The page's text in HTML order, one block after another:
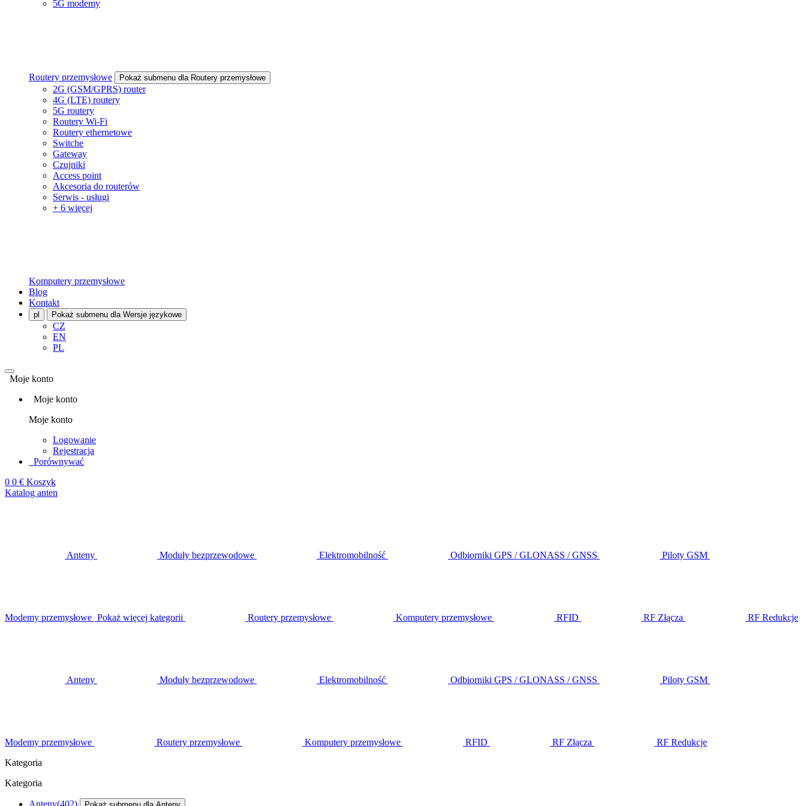
5G modemy
Routery przemysłowe Pokaż submenu dla Routery przemysłowe
2G (GSM/GPRS) router
4G (LTE) routery
5G routery
Routery Wi-Fi
Routery ethernetowe
Switche
Gateway
Czujniki
Access point
Akcesoria do routerów
Serwis - usługi
+ 6 więcej
Komputery przemysłowe
Blog
Kontakt
pl Pokaż submenu dla Wersje językowe
CZ
EN
PL
Moje konto
Moje konto
Moje konto
Logowanie
Rejestracja
Porównywać
0 0 € Koszyk
Katalog anten
Anteny Moduły bezprzewodowe Elektromobilność Odbiorniki GPS / GLONASS / GNSS Piloty GSM
Modemy przemysłowe Pokaż więcej kategorii Routery przemysłowe Komputery przemysłowe RFID RF Złącza RF Redukcje
Anteny Moduły bezprzewodowe Elektromobilność Odbiorniki GPS / GLONASS / GNSS Piloty GSM
Modemy przemysłowe Routery przemysłowe Komputery przemysłowe RFID RF Złącza
RF Redukcje
Kategoria
Kategoria
Anteny(402)